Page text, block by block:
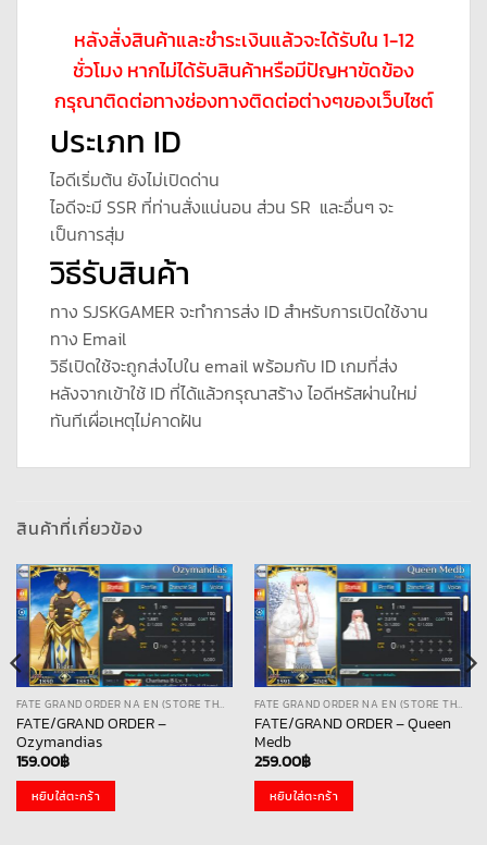
หลังสั่งสินค้าและชำระเงินแล้วจะได้รับใน 1-12
ชั่วโมง หากไม่ได้รับสินค้าหรือมีปัญหาขัดข้อง
กรุณาติดต่อทางช่องทางติดต่อต่างๆของเว็บไซต์
ประเภท ID
ไอดีเริ่มต้น ยังไม่เปิดด่าน
ไอดีจะมี SSR ที่ท่านสั่งแน่นอน ส่วน SR และอื่นๆ จะ
เป็นการสุ่ม
วิธีรับสินค้า
ทาง SJSKGAMER จะทำการส่ง ID สำหรับการเปิดใช้งาน
ทาง Email
วิธีเปิดใช้จะถูกส่งไปใน email พร้อมกับ ID เกมที่ส่ง
หลังจากเข้าใช้ ID ที่ได้แล้วกรุณาสร้าง ไอดีหรัสผ่านใหม่
ทันทีเผื่อเหตุไม่คาดฝัน
สินค้าที่เกี่ยวข้อง
FATE GRAND ORDER NA EN (STORE THAI)
FATE/GRAND ORDER –
Ozymandias
159.00฿
หยิบใส่ตะกร้า
FATE GRAND ORDER NA EN (STORE THAI)
FATE/GRAND ORDER – Queen
Medb
259.00฿
หยิบใส่ตะกร้า